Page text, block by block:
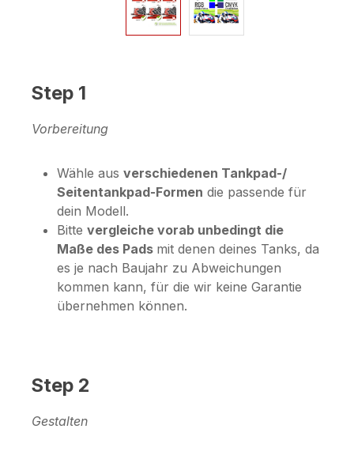
Step 1
Vorbereitung
Wähle aus verschiedenen Tankpad-/
Seitentankpad-Formen die passende für
dein Modell.
Bitte vergleiche vorab unbedingt die
Maße des Pads mit denen deines Tanks, da
es je nach Baujahr zu Abweichungen
kommen kann, für die wir keine Garantie
übernehmen können.
Step 2
Gestalten